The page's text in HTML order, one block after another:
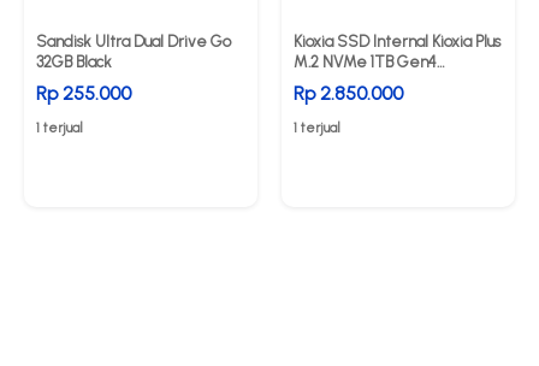
Sandisk Ultra Dual Drive Go
32GB Black
Rp 255.000
1 terjual
Kioxia SSD Internal Kioxia Plus
M.2 NVMe 1TB Gen4
5000MB/s
Rp 2.850.000
1 terjual